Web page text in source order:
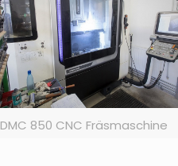
DMC 850 CNC Fräsmaschine